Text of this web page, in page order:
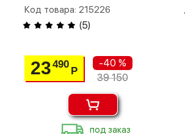
Код товара: 215226
(5)
23490
Р
-40 %
39 150
под заказ